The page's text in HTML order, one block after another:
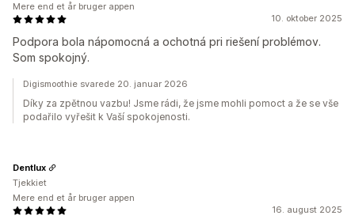
10. oktober 2025
Podpora bola nápomocná a ochotná pri riešení problémov.
Som spokojný.
Mere end et år bruger appen
Digismoothie svarede 20. januar 2026
Díky za zpětnou vazbu! Jsme rádi, že jsme mohli pomoct a že se vše
podařilo vyřešit k Vaší spokojenosti.
16. august 2025
Dentlux
Tjekkiet
Mere end et år bruger appen